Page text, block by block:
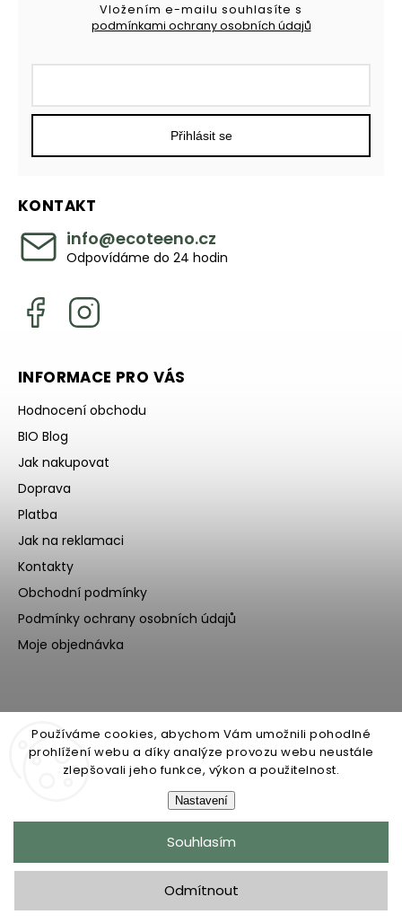
Používáme cookies, abychom Vám umožnili pohodlné
prohlížení webu a díky analýze provozu webu neustále
zlepšovali jeho funkce, výkon a použitelnost.
Nastavení
Odmítnout
Souhlasím
KONTAKT
info@ecoteeno.cz
Odpovídáme do 24 hodin
Vložením e-mailu souhlasíte s
podmínkami ochrany osobních údajů
Přihlásit se
INFORMACE PRO VÁS
Hodnocení obchodu
BIO Blog
Jak nakupovat
Doprava
Platba
Jak na reklamaci
Kontakty
Obchodní podmínky
Podmínky ochrany osobních údajů
Moje objednávka
Ecoteeno. Všechna práva vyhrazena.
Grafický návrh vytvořil a nakódoval
Upravila digitální agentura